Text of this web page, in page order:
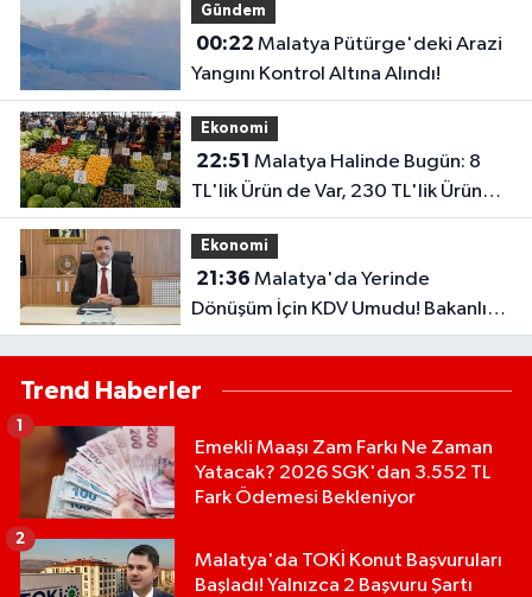
Gündem
00:22
Yangını Kontrol Altına Alındı!
Ekonomi
22:51
TL'lik Ürün de Var, 230 TL'lik Ürün
de...
Ekonomi
21:36
Dönüşüm İçin KDV Umudu! Bakanlık
Talebi Gündemine Aldı
Trend Haberler
Emekli Maaşı Zam Farkı Ne Zaman
Yatacak? 2026 SGK'dan 3.552 TL
Fark Ödemesi Bekleniyor
1
Malatya'da TOKİ Konut Başvuruları
Başladı! Yalnızca 2 Başvuru Şartı
2